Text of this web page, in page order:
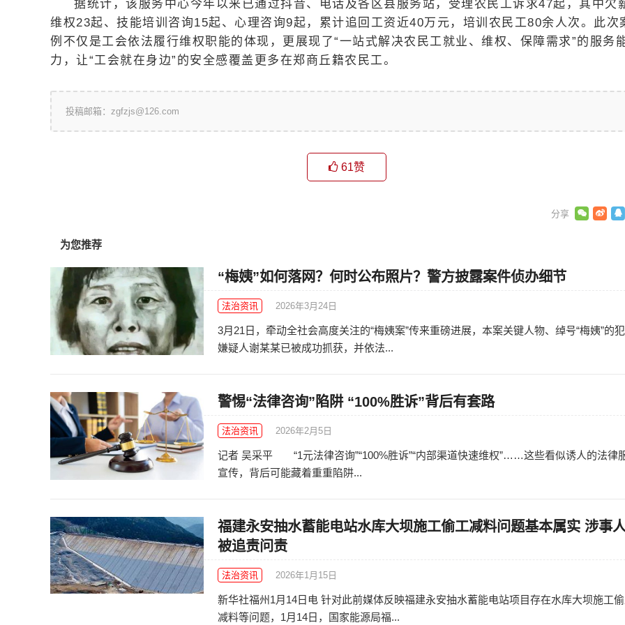
据统计，该服务中心今年以来已通过抖音、电话及各区县服务站，受理农民工诉求47起，其中欠
维权23起、技能培训咨询15起、心理咨询9起，累计追回工资近40万元，培训农民工80余人次。此次
例不仅是工会依法履行维权职能的体现，更展现了“一站式解决农民工就业、维权、保障需求”的服务
力，让“工会就在身边”的安全感覆盖更多在郑商丘籍农民工。
投稿邮箱：zgfzjs@126.com
61赞
为您推荐
“梅姨”如何落网？何时公布照片？警方披露案件侦办细节
法治资讯 2026年3月24日
3月21日，牵动全社会高度关注的“梅姨案”传来重磅进展，本案关键人物、绰号“梅姨”的
嫌疑人谢某某已被成功抓获，并依法...
警惕“法律咨询”陷阱 “100%胜诉”背后有套路
法治资讯 2026年2月5日
记者 吴采平 “1元法律咨询”“100%胜诉”“内部渠道快速维权”……这些看似诱人的法律
宣传，背后可能藏着重重陷阱...
福建永安抽水蓄能电站水库大坝施工偷工减料问题基本属实 涉事
被追责问责
法治资讯 2026年1月15日
新华社福州1月14日电 针对此前媒体反映福建永安抽水蓄能电站项目存在水库大坝施工
减料等问题，1月14日，国家能源局福...